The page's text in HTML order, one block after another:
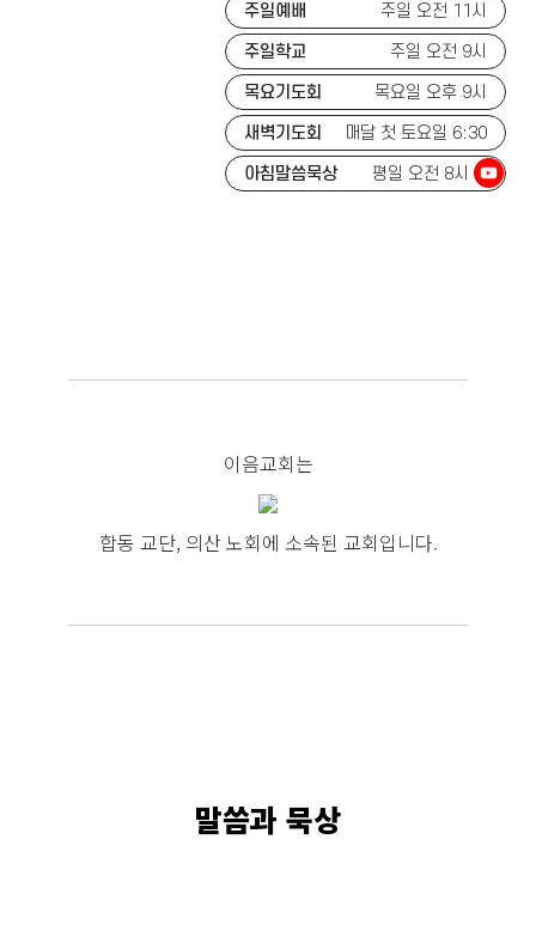
주일예배
주일 오전 11시
주일학교
주일 오전 9시
목요기도회
목요일 오후 9시
새벽기도회
매달 첫 토요일 6:30
아침말씀묵상
평일 오전 8시
이음교회는
합동 교단, 의산 노회에 소속된 교회입니다.
말씀과 묵상